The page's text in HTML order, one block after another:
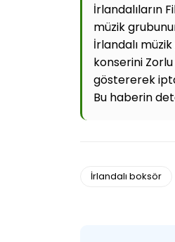
İrlandalıların
müzik
İrlandalı
konserini
göstererek
Bu haberin
İrlandalı boksör